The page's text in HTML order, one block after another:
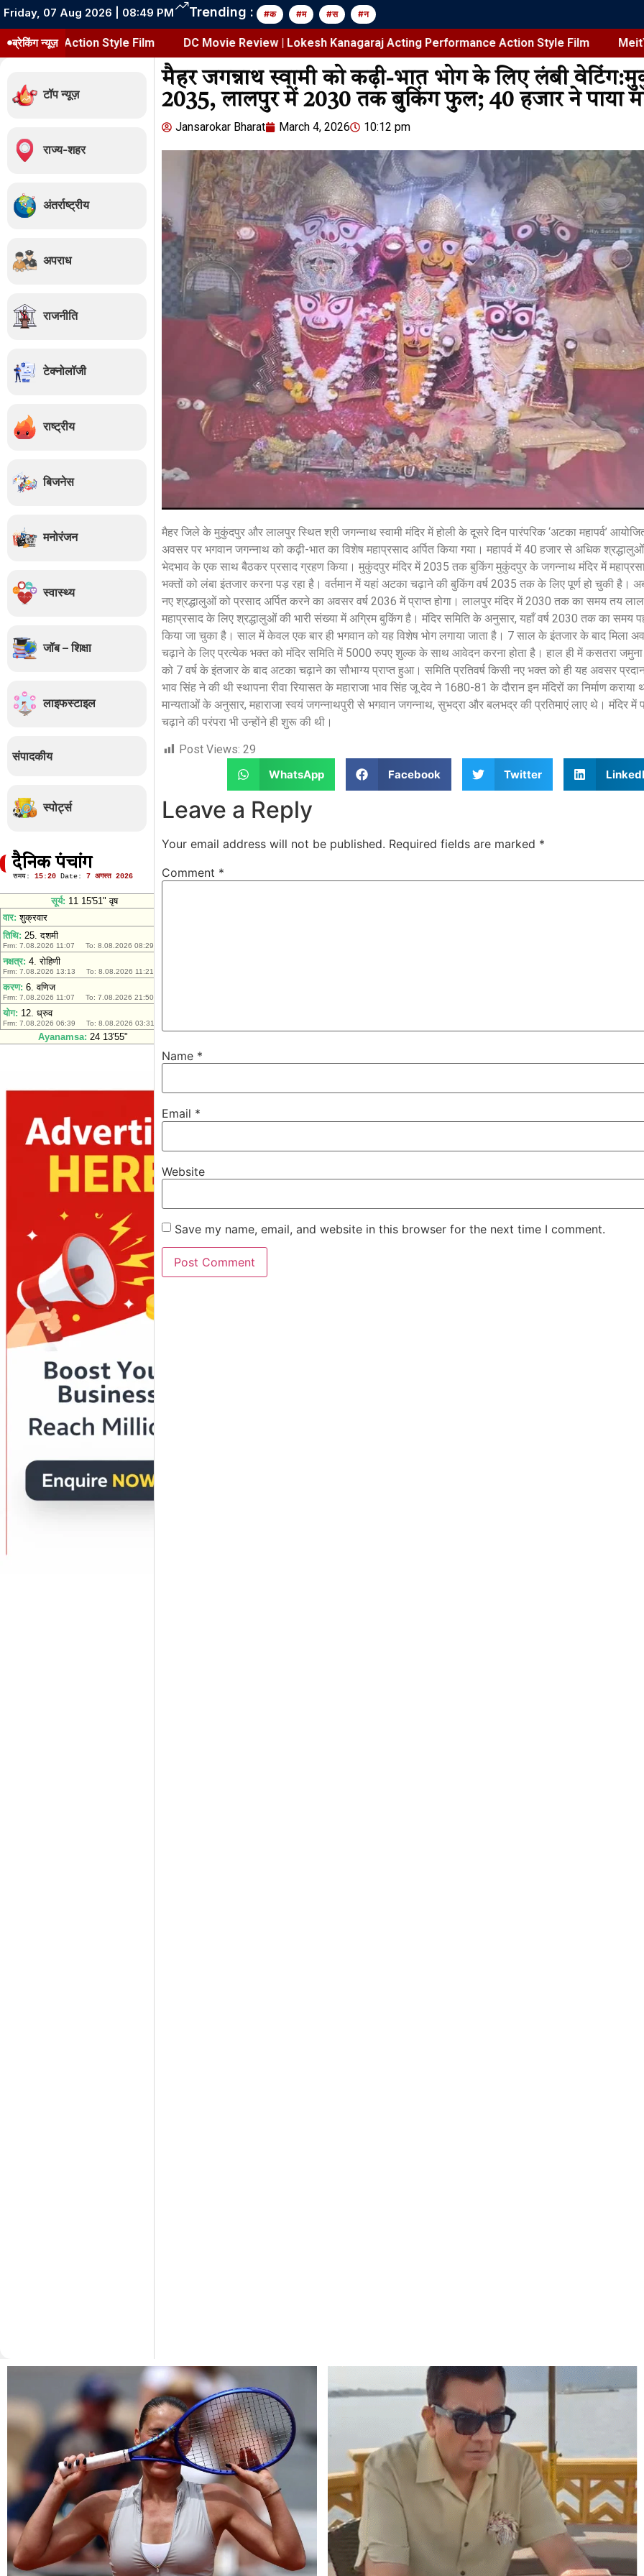
Friday, 07 Aug 2026 | 08:49 PM Trending : #क #म #स #न
ब्रेकिंग न्यूज़
Action Style Film DC Movie Review | Lokesh Kanagaraj Acting Performance Action Style Film MeitY Directs
टॉप न्यूज़
राज्य-शहर
अंतर्राष्ट्रीय
अपराध
राजनीति
टेक्नोलॉजी
राष्ट्रीय
बिजनेस
मनोरंजन
स्वास्थ्य
जॉब – शिक्षा
लाइफस्टाइल
संपादकीय
स्पोर्ट्स
दैनिक पंचांग
मैहर जगन्नाथ स्वामी को कढ़ी-भात भोग के लिए लंबी
2035, लालपुर में 2030 तक बुकिंग फुल; 40 हजार ने पाया
Jansarokar Bharat March 4, 2026 10:12 pm
मैहर जिले के मुकुंदपुर और लालपुर स्थित श्री जगन्नाथ स्वामी मंदिर में होली के दूसरे दिन पारंपरिक ‘अटका महापर्व’
अवसर पर भगवान जगन्नाथ को कढ़ी-भात का विशेष महाप्रसाद अर्पित किया गया। महापर्व में 40 हजार से अधिक
भेदभाव के एक साथ बैठकर प्रसाद ग्रहण किया। मुकुंदपुर मंदिर में 2035 तक बुकिंग मुकुंदपुर के जगन्नाथ मंदिर में
भक्तों को लंबा इंतजार करना पड़ रहा है। वर्तमान में यहां अटका चढ़ाने की बुकिंग वर्ष 2035 तक के लिए पूर्ण हो चुकी
नए श्रद्धालुओं को प्रसाद अर्पित करने का अवसर वर्ष 2036 में प्राप्त होगा। लालपुर मंदिर में 2030 तक का समय तय
महाप्रसाद के लिए श्रद्धालुओं की भारी संख्या में अग्रिम बुकिंग है। मंदिर समिति के अनुसार, यहाँ वर्ष 2030 तक का समय
किया जा चुका है। साल में केवल एक बार ही भगवान को यह विशेष भोग लगाया जाता है। 7 साल के इंतजार के बाद मिला
चढ़ाने के लिए प्रत्येक भक्त को मंदिर समिति में 5000 रुपए शुल्क के साथ आवेदन करना होता है। हाल ही में कसतरा जमुना
को 7 वर्ष के इंतजार के बाद अटका चढ़ाने का सौभाग्य प्राप्त हुआ। समिति प्रतिवर्ष किसी नए भक्त को ही यह अवसर
भाव सिंह ने की थी स्थापना रीवा रियासत के महाराजा भाव सिंह जू देव ने 1680-81 के दौरान इन मंदिरों का निर्माण कराया
मान्यताओं के अनुसार, महाराजा स्वयं जगन्नाथपुरी से भगवान जगन्नाथ, सुभद्रा और बलभद्र की प्रतिमाएं लाए थे। मंदिर में
चढ़ाने की परंपरा भी उन्होंने ही शुरू की थी।
Post Views: 29
WhatsApp
Facebook Twitter
Leave a Reply
Your email address will not be published. Required fields are marked *
Comment *
Name *
Email *
Website
Save my name, email, and website in this browser for the next time I comment.
Jansarokar Bharat
Delhi High Court Stays
FSSAI Ban on Dabur Pure
Natural Products
August 7, 2026 /
3:28 pm
शेयर करें -
Jansarokar Bharat
DC Movie Review | Lokesh
Kanagaraj Acting
Performance Action Style
Film
August 7, 2026 / 6:56 pm
शेयर करें -
Jansarokar
MeitY
Roadmap
August 7, 2026 /